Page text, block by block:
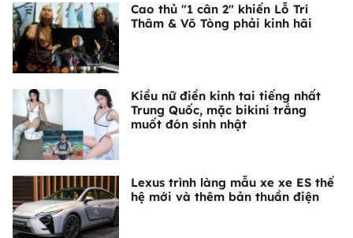
Cao thủ "1 cân 2" khiến Lỗ Trí
Thâm & Võ Tòng phải kinh hãi
Kiều nữ điền kinh tai tiếng nhất
Trung Quốc, mặc bikini trắng
muốt đón sinh nhật
Lexus trình làng mẫu xe xe ES thế
hệ mới và thêm bản thuần điện